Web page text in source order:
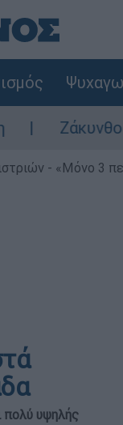
Τι
- «Μόνο 3
πολύ υψηλής